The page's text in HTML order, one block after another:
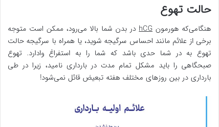
حالت تهوع
هنگامی‌که هورمون hCG در بدن شما بالا می‌رود، ممکن است متوجه
برخی از علائم مانند احساس سرگیجه شوید، یا همراه با سرگیجه حالت
تهوع به در شما حدی باشد که شما را به استفراغ وادارد. تهوع
صبحگاهی را باید مشکل تمام مدت در بارداری نامید، زیرا در طی
بارداری در بین روزهای مختلف هفته تبعیض قائل نمی‌شود!